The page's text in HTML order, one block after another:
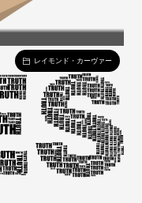
レイモンド・カーヴァー